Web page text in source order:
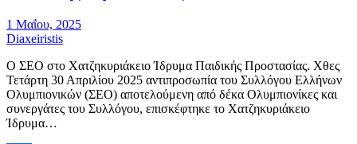
1 Μαΐου, 2025
Diaxeiristis
Ο ΣΕΟ στο Χατζηκυριάκειο Ίδρυμα Παιδικής Προστασίας. Χθες
Τετάρτη 30 Απριλίου 2025 αντιπροσωπία του Συλλόγου Ελλήνων
Ολυμπιονικών (ΣΕΟ) αποτελούμενη από δέκα Ολυμπιονίκες και
συνεργάτες του Συλλόγου, επισκέφτηκε το Χατζηκυριάκειο
Ίδρυμα…